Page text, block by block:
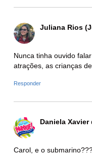
Juliana Rios
Nunca tinha ouvido
atrações, as crianças
Responder
Daniela Xavier
Carol, e o